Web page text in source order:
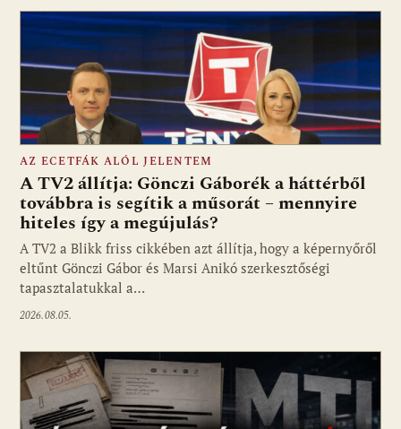
Fotó: media1.hu
AZ ECETFÁK ALÓL JELENTEM
A TV2 állítja: Gönczi Gáborék a háttérből
továbbra is segítik a műsorát – mennyire
hiteles így a megújulás?
A TV2 a Blikk friss cikkében azt állítja, hogy a képernyőről
eltűnt Gönczi Gábor és Marsi Anikó szerkesztőségi
tapasztalatukkal a…
2026.08.05.